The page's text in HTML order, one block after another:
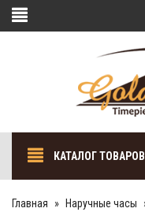
КАТАЛОГ ТОВАРОВ
Главная Наручные часы